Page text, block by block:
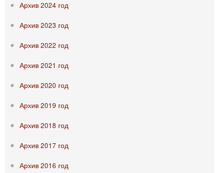
Архив 2024 год
Архив 2023 год
Архив 2022 год
Архив 2021 год
Архив 2020 год
Архив 2019 год
Архив 2018 год
Архив 2017 год
Архив 2016 год